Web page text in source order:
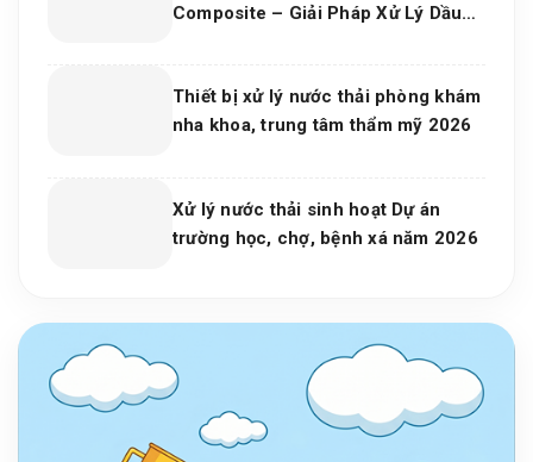
Composite – Giải Pháp Xử Lý Dầu
Thiết bị xử lý nước thải phòng khám
nha khoa, trung tâm thẩm mỹ 2026
Xử lý nước thải sinh hoạt Dự án
trường học, chợ, bệnh xá năm 2026